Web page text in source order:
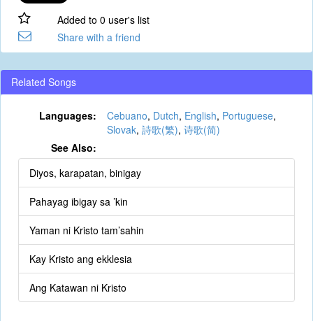
Added to 0 user's list
Share with a friend
Related Songs
Languages: Cebuano, Dutch, English, Portuguese,
Slovak, 詩歌(繁), 诗歌(简)
See Also:
Diyos, karapatan, binigay
Pahayag ibigay sa ’kin
Yaman ni Kristo tam’sahin
Kay Kristo ang ekklesia
Ang Katawan ni Kristo